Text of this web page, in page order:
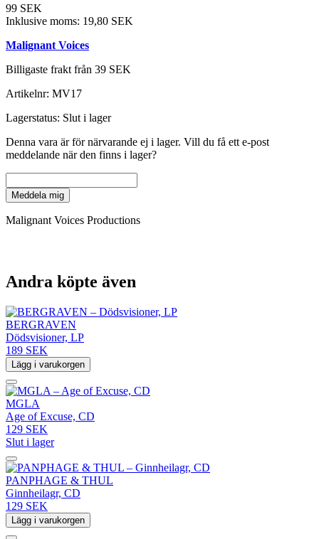
99 SEK
Inklusive moms: 19,80 SEK
Malignant Voices
Billigaste frakt från 39 SEK
Artikelnr: MV17
Lagerstatus: Slut i lager
Denna vara är för närvarande ej i lager. Vill du få ett e-post
meddelande när den finns i lager?
Meddela mig
Malignant Voices Productions
Andra köpte även
BERGRAVEN
Dödsvisioner, LP
189 SEK
Lägg i varukorgen
MGLA
Age of Excuse, CD
129 SEK
Slut i lager
PANPHAGE & THUL
Ginnheilagr, CD
129 SEK
Lägg i varukorgen